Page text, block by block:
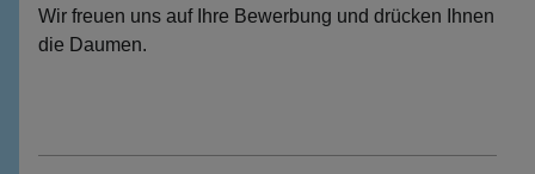
Wir freuen uns auf Ihre Bewerbung und drücken Ihnen
die Daumen.